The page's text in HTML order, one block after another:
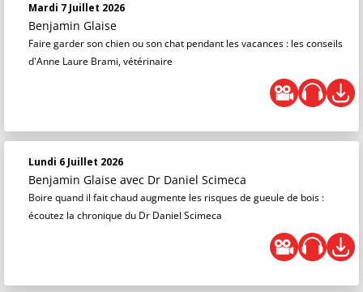
Mardi 7 Juillet 2026
Benjamin Glaise
Faire garder son chien ou son chat pendant les vacances : les conseils
d'Anne Laure Brami, vétérinaire
Lundi 6 Juillet 2026
Benjamin Glaise avec Dr Daniel Scimeca
Boire quand il fait chaud augmente les risques de gueule de bois :
écoutez la chronique du Dr Daniel Scimeca